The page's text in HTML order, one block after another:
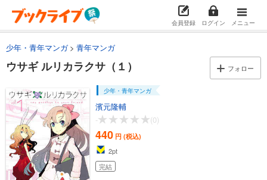
会員登録 ログイン メニュー
少年・青年マンガ 青年マンガ
ウサギ ルリカラクサ（１） フォロー
少年・青年マンガ
濱元隆輔
-
(0)
440 円 (税込)
2pt
完結